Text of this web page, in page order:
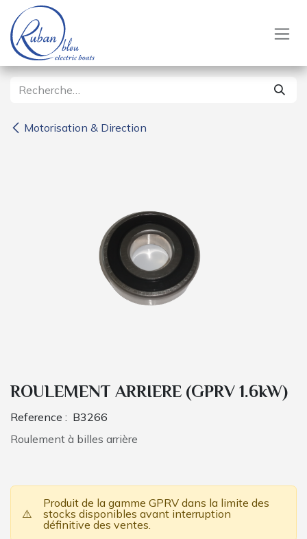
Se rendre au contenu
Motorisation & Direction
ROULEMENT ARRIERE (GPRV 1.6kW)
Reference : B3266
Roulement à billes arrière
⚠️
Produit de la gamme GPRV dans la limite des
stocks disponibles avant interruption
définitive des ventes.